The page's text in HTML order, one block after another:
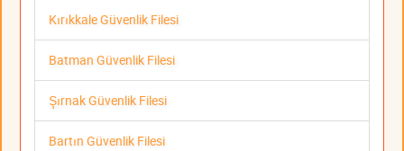
Kırıkkale Güvenlik Filesi
Batman Güvenlik Filesi
Şırnak Güvenlik Filesi
Bartın Güvenlik Filesi